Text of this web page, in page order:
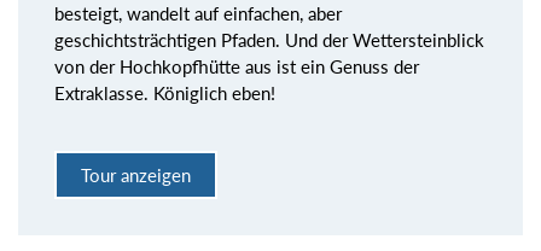
besteigt, wandelt auf einfachen, aber
geschichtsträchtigen Pfaden. Und der Wettersteinblick
von der Hochkopfhütte aus ist ein Genuss der
Extraklasse. Königlich eben!
Tour anzeigen